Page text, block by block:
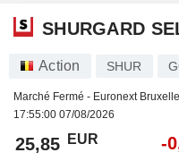
SHURGARD
Action SHUR
Marché Fermé - Euronext
17:55:00 07/08/2026
25,85 EUR -